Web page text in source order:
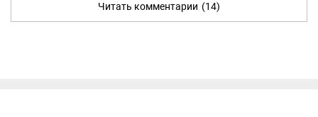
Читать комментарии (14)